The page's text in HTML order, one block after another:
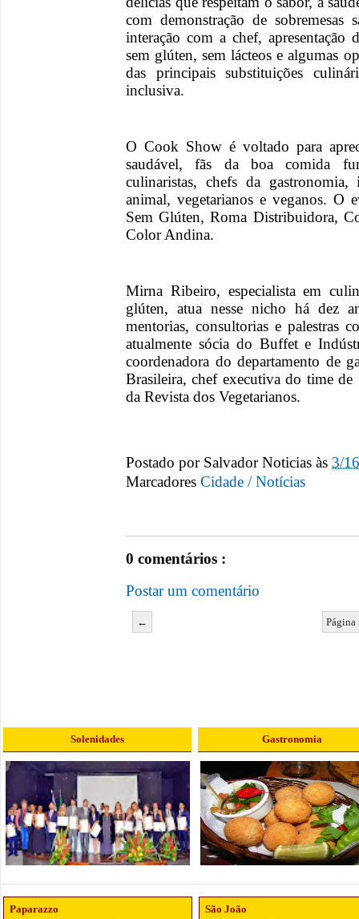
com demonstração de sobremesas
interação com a chef, apresentação
sem glúten, sem lácteos e algumas
das principais substituições
inclusiva.
O Cook Show é voltado para
saudável, fãs da boa comida
culinaristas, chefs da
animal, vegetarianos e veganos.
Sem Glúten, Roma Distribuidora,
Color Andina.
Mirna Ribeiro, especialista em
glúten, atua nesse nicho há dez
mentorias, consultorias e palestras
atualmente sócia do Buffet e
coordenadora do departamento de
Brasileira, chef executiva do time
da Revista dos Vegetarianos.
Postado por Salvador Noticias às 3/
Marcadores Cidade / Notícias
0 comentários :
Postar um comentário
←
Solenidades Gastronomia
Paparazzo São João